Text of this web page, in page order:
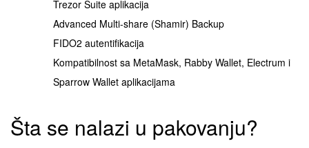
Trezor Suite aplikacija
Advanced Multi-share (Shamir) Backup
FIDO2 autentifikacija
Kompatibilnost sa MetaMask, Rabby Wallet, Electrum i
Sparrow Wallet aplikacijama
Šta se nalazi u pakovanju?